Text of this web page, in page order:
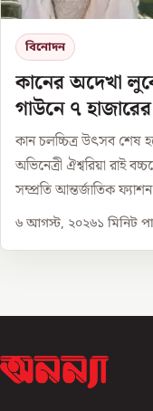
বিনোদন
কানের অদেখা
গাউনে ৭
কান চলচ্চিত্র উৎসব শেষ
অভিনেত্রী ঐশ্বরিয়া রাই
সম্প্রতি আন্তর্জাতিক
৬ আগস্ট, ২০২৬১ মিনিট